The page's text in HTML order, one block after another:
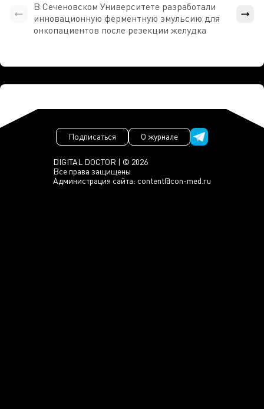
В Сеченовском Университете разработали
инновационную ферментную эмульсию для
онкопациентов после резекции желудка
DIGITAL DOCTOR | © 2026
Все права защищены
Администрация сайта: content@con-med.ru
Подписаться О журнале